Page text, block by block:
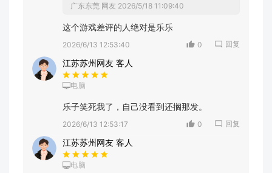
广东东莞 网友 2026/5/18 11:09:40
这个游戏差评的人绝对是乐乐
2026/6/13 12:53:40 0 回复
江苏苏州网友 客人
电脑
乐子笑死我了，自己没看到还搁那发。
2026/6/13 12:53:17 0 回复
江苏苏州网友 客人
电脑